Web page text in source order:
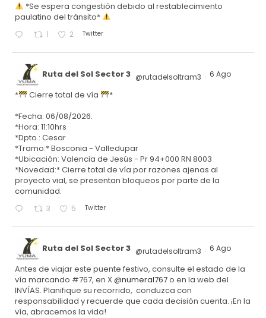
*Se espera congestión debido al restablecimiento
paulatino del tránsito*
1 2 Twitter
Ruta del Sol Sector 3 @rutadelsoltram3 · 6 Ago
* Cierre total de vía
*
*Fecha: 06/08/2026.
*Hora: 11:10hrs
*Dpto.: Cesar
*Tramo:* Bosconia - Valledupar
*Ubicación: Valencia de Jesús - Pr 94+000 RN 8003
*Novedad:* Cierre total de vía por razones ajenas al
proyecto vial, se presentan bloqueos por parte de la
comunidad.
3 5 Twitter
Ruta del Sol Sector 3 @rutadelsoltram3 · 6 Ago
Antes de viajar este puente festivo, consulte el estado de la
vía marcando #767, en X@numeral767o en la web del
INVÍAS. Planifique su recorrido, conduzca con
responsabilidad y recuerde que cada decisión cuenta. ¡En la
vía, abracemos la vida!